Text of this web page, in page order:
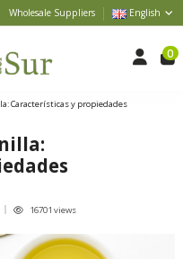
Wholesale Suppliers English
0
Características y propiedades
16701 views